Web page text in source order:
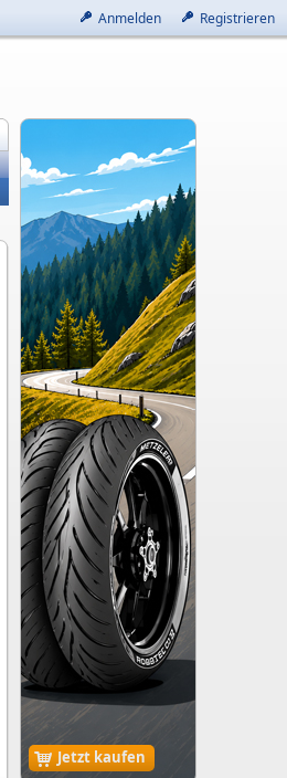
Anmelden Registrieren
Jetzt kaufen